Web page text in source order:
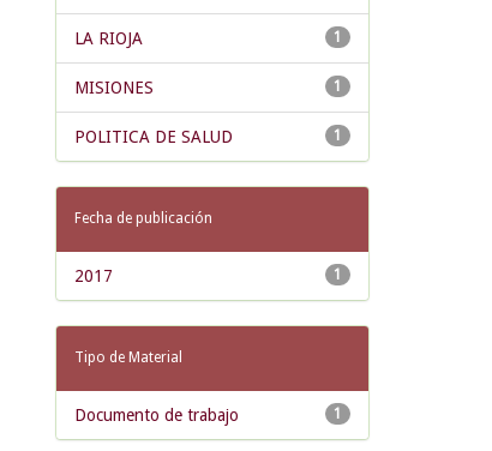
1
LA RIOJA
1
MISIONES
1
POLITICA DE SALUD
Fecha de publicación
1
2017
Tipo de Material
1
Documento de trabajo